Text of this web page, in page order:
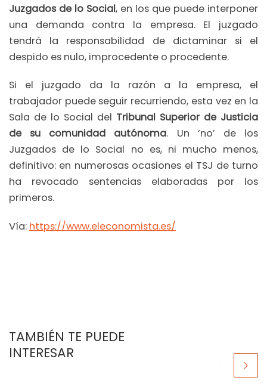
Juzgados de lo Social, en los que puede interponer
una demanda contra la empresa. El juzgado
tendrá la responsabilidad de dictaminar si el
despido es nulo, improcedente o procedente.
Si el juzgado da la razón a la empresa, el
trabajador puede seguir recurriendo, esta vez en la
Sala de lo Social del Tribunal Superior de Justicia
de su comunidad autónoma. Un ‘no’ de los
Juzgados de lo Social no es, ni mucho menos,
definitivo: en numerosas ocasiones el TSJ de turno
ha revocado sentencias elaboradas por los
primeros.
Vía: https://www.eleconomista.es/
TAMBIÉN TE PUEDE
INTERESAR